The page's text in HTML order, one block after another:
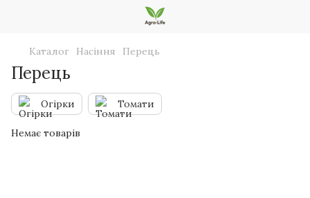
Каталог Насіння Перець
Перець
Огірки Томати
Немає товарів